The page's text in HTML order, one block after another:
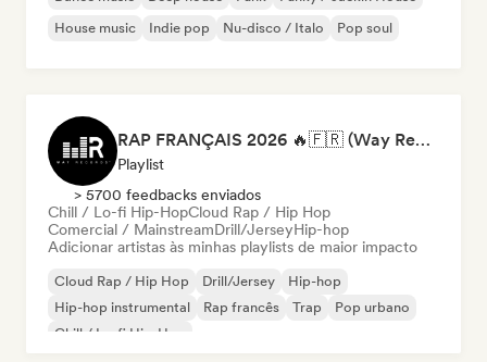
House music
Indie pop Nu-disco / Italo Pop soul
RAP FRANÇAIS 2026 🔥🇫🇷 (Way Records)
Playlist
> 5700 feedbacks enviados
Chill / Lo-fi Hip-HopCloud Rap / Hip Hop
Comercial / MainstreamDrill/JerseyHip-hop
Adicionar artistas às minhas playlists de maior impacto
Cloud Rap / Hip Hop Drill/Jersey
Hip-hop
Hip-hop instrumental
Rap francês Trap
Pop urbano
Chill / Lo-fi Hip-Hop